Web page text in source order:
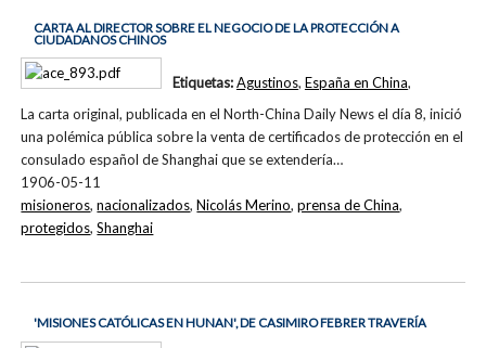
CARTA AL DIRECTOR SOBRE EL NEGOCIO DE LA PROTECCIÓN A
CIUDADANOS CHINOS
La carta original, publicada en el North-China Daily News el día 8, inició
una polémica pública sobre la venta de certificados de protección en el
consulado español de Shanghai que se extendería…
1906-05-11
Etiquetas:Agustinos, España en China,
misioneros,nacionalizados,Nicolás Merino,prensa de China,
protegidos,Shanghai
'MISIONES CATÓLICAS EN HUNAN', DE CASIMIRO FEBRER TRAVERÍA